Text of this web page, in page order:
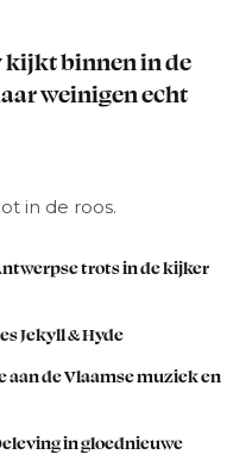
kijkt binnen in de
weinigen echt
in de roos.
trots in de kijker
Jekyll & Hyde
aan de Vlaamse muziek en
in gloednieuwe